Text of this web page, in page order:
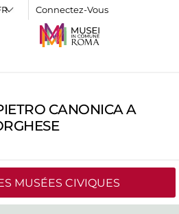
Connectez-Vous
CANONICA A
MUSÉES CIVIQUES